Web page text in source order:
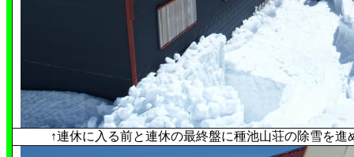
↑連休に入る前と連休の最終盤に種池山荘の除雪を進